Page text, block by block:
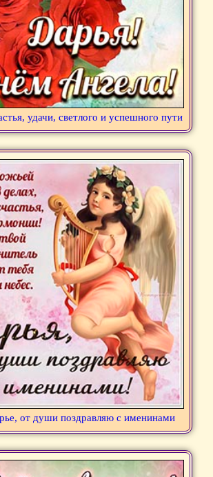
удачи, светлого и успешного пути
от души поздравляю с именинами